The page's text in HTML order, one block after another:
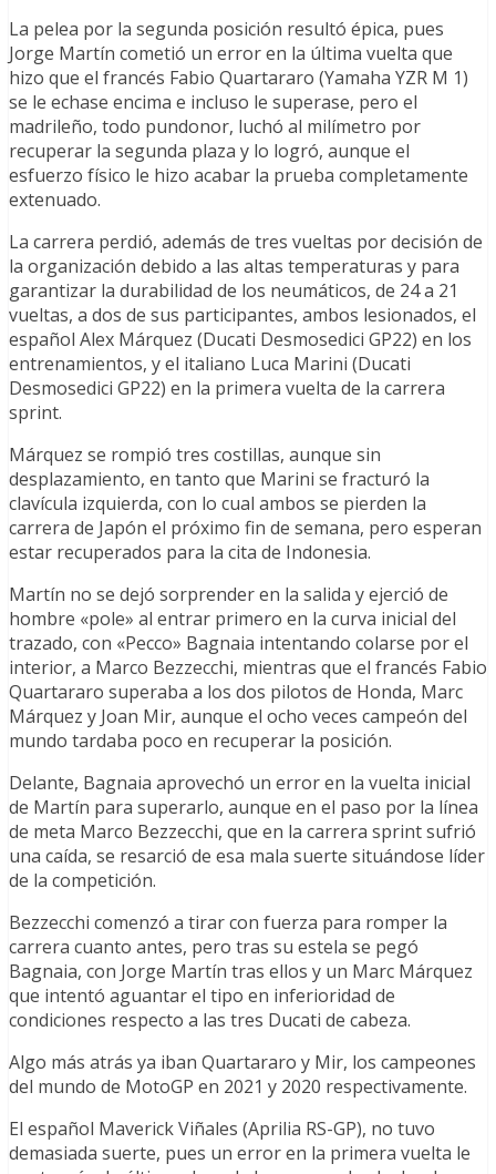
La pelea por la segunda posición resultó épica, pues
Jorge Martín cometió un error en la última vuelta que
hizo que el francés Fabio Quartararo (Yamaha YZR M 1)
se le echase encima e incluso le superase, pero el
madrileño, todo pundonor, luchó al milímetro por
recuperar la segunda plaza y lo logró, aunque el
esfuerzo físico le hizo acabar la prueba completamente
extenuado.
La carrera perdió, además de tres vueltas por decisión de
la organización debido a las altas temperaturas y para
garantizar la durabilidad de los neumáticos, de 24 a 21
vueltas, a dos de sus participantes, ambos lesionados, el
español Alex Márquez (Ducati Desmosedici GP22) en los
entrenamientos, y el italiano Luca Marini (Ducati
Desmosedici GP22) en la primera vuelta de la carrera
sprint.
Márquez se rompió tres costillas, aunque sin
desplazamiento, en tanto que Marini se fracturó la
clavícula izquierda, con lo cual ambos se pierden la
carrera de Japón el próximo fin de semana, pero esperan
estar recuperados para la cita de Indonesia.
Martín no se dejó sorprender en la salida y ejerció de
hombre «pole» al entrar primero en la curva inicial del
trazado, con «Pecco» Bagnaia intentando colarse por el
interior, a Marco Bezzecchi, mientras que el francés Fabio
Quartararo superaba a los dos pilotos de Honda, Marc
Márquez y Joan Mir, aunque el ocho veces campeón del
mundo tardaba poco en recuperar la posición.
Delante, Bagnaia aprovechó un error en la vuelta inicial
de Martín para superarlo, aunque en el paso por la línea
de meta Marco Bezzecchi, que en la carrera sprint sufrió
una caída, se resarció de esa mala suerte situándose líder
de la competición.
Bezzecchi comenzó a tirar con fuerza para romper la
carrera cuanto antes, pero tras su estela se pegó
Bagnaia, con Jorge Martín tras ellos y un Marc Márquez
que intentó aguantar el tipo en inferioridad de
condiciones respecto a las tres Ducati de cabeza.
Algo más atrás ya iban Quartararo y Mir, los campeones
del mundo de MotoGP en 2021 y 2020 respectivamente.
El español Maverick Viñales (Aprilia RS-GP), no tuvo
demasiada suerte, pues un error en la primera vuelta le